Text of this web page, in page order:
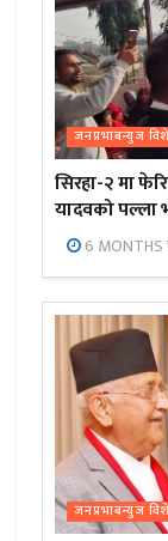
जनप्रभाबन्युज
सिरहा-२ मा
यादवको पल्ला
6 MONTHS
जनप्रभाबन्युज